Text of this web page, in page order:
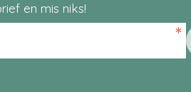
en mis niks!
*